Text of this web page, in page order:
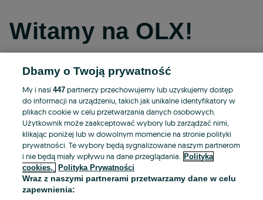
Witamy na OLX!
Kontynuuj przez Facebooka
Kontynuuj przez konto Apple
Kontynuuj przez konto Google
LUB
Dbamy o Twoją prywatność
My i nasi447 partnerzy przechowujemy lub uzyskujemy dostęp
do informacji na urządzeniu, takich jak unikalne identyfikatory w
plikach cookie w celu przetwarzania danych osobowych.
Użytkownik może zaakceptować wybory lub zarządzać nimi,
klikając poniżej lub w dowolnym momencie na stronie polityki
prywatności. Te wybory będą sygnalizowane naszym partnerom
i nie będą miały wpływu na dane przeglądania.
Polityka
cookies,
Polityka Prywatności
Wraz z naszymi partnerami przetwarzamy dane w celu
zapewnienia: